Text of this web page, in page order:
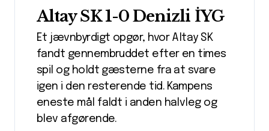
Altay SK 1-0 Denizli İYG
Et jævnbyrdigt opgør, hvor Altay SK
fandt gennembruddet efter en times
spil og holdt gæsterne fra at svare
igen i den resterende tid. Kampens
eneste mål faldt i anden halvleg og
blev afgørende.